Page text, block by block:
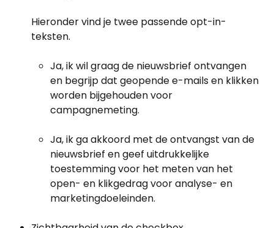
Hieronder vind je twee passende opt-in-
teksten.
Ja, ik wil graag de nieuwsbrief ontvangen
en begrijp dat geopende e-mails en klikken
worden bijgehouden voor
campagnemeting.
Ja, ik ga akkoord met de ontvangst van de
nieuwsbrief en geef uitdrukkelijke
toestemming voor het meten van het
open- en klikgedrag voor analyse- en
marketingdoeleinden.